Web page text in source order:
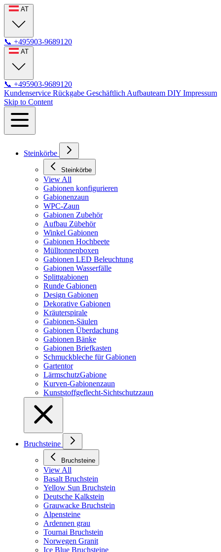
AT
📞 +495903-9689120
AT
📞 +495903-9689120
Kundenservice Rückgabe Geschäftlich Aufbauteam DIY Impressum
Skip to Content
Steinkörbe
Steinkörbe
View All
Gabionen konfigurieren
Gabionenzaun
WPC-Zaun
Gabionen Zubehör
Aufbau Zübehör
Winkel Gabionen
Gabionen Hochbeete
Mülltonnenboxen
Gabionen LED Beleuchtung
Gabionen Wasserfälle
Splittgabionen
Runde Gabionen
Design Gabionen
Dekorative Gabionen
Kräuterspirale
Gabionen-Säulen
Gabionen Überdachung
Gabionen Bänke
Gabionen Briefkasten
Schmuckbleche für Gabionen
Gartentor
LärmschutzGabione
Kurven-Gabionenzaun
Kunststoffgeflecht-Sichtschutzzaun
Bruchsteine
Bruchsteine
View All
Basalt Bruchstein
Yellow Sun Bruchstein
Deutsche Kalkstein
Grauwacke Bruchstein
Alpensteine
Ardennen grau
Tournai Bruchstein
Norwegen Granit
Ice Blue Bruchsteine